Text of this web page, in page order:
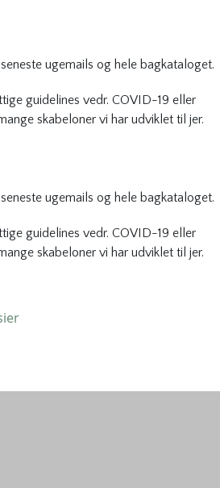
ugemails og hele bagkataloget.
guidelines vedr. COVID-19 eller
skabeloner vi har udviklet til jer.
ugemails og hele bagkataloget.
guidelines vedr. COVID-19 eller
skabeloner vi har udviklet til jer.